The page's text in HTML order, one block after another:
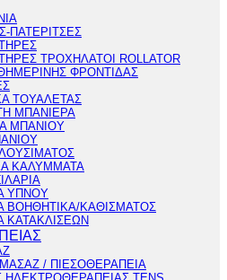
ΠΑΤΕΡΙΤΣΕΣ
ΤΡΟΧΗΛΑΤΟΙ ROLLATOR
ΦΡΟΝΤΙΔΑΣ
ΤΟΥΑΛΕΤΑΣ
ΜΠΑΝΙΕΡΑ
ΜΠΑΝΙΟΥ
ΚΑΛΥΜΜΑΤΑ
ΥΠΝΟΥ
ΒΟΗΘΗΤΙΚΑ/ΚΑΘΙΣΜΑΤΟΣ
ΚΑΤΑΚΛΙΣΕΩΝ
/ ΠΙΕΣΟΘΕΡΑΠΕΙΑ